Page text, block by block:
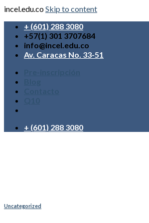
incel.edu.coSkip to content
+ (601) 288 3080
+57(1) 301 3707684
info@incel.edu.co
Av. Caracas No. 33-51
+ (601) 288 3080
Uncategorized